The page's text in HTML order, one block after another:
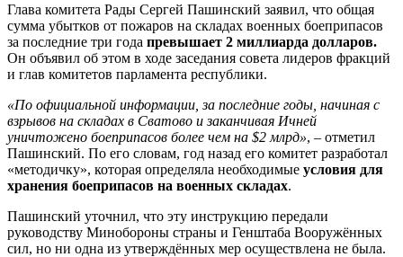
Глава комитета Рады Сергей Пашинский заявил, что общая
сумма убытков от пожаров на складах военных боеприпасов
за последние три года превышает 2 миллиарда долларов.
Он объявил об этом в ходе заседания совета лидеров фракций
и глав комитетов парламента республики.
«По официальной информации, за последние годы, начиная с
взрывов на складах в Сватово и заканчивая Ичней
уничтожено боеприпасов более чем на $2 млрд», – отметил
Пашинский. По его словам, год назад его комитет разработал
«методичку», которая определяла необходимые условия для
хранения боеприпасов на военных складах.
Пашинский уточнил, что эту инструкцию передали
руководству Минобороны страны и Генштаба Вооружённых
сил, но ни одна из утверждённых мер осуществлена не была.